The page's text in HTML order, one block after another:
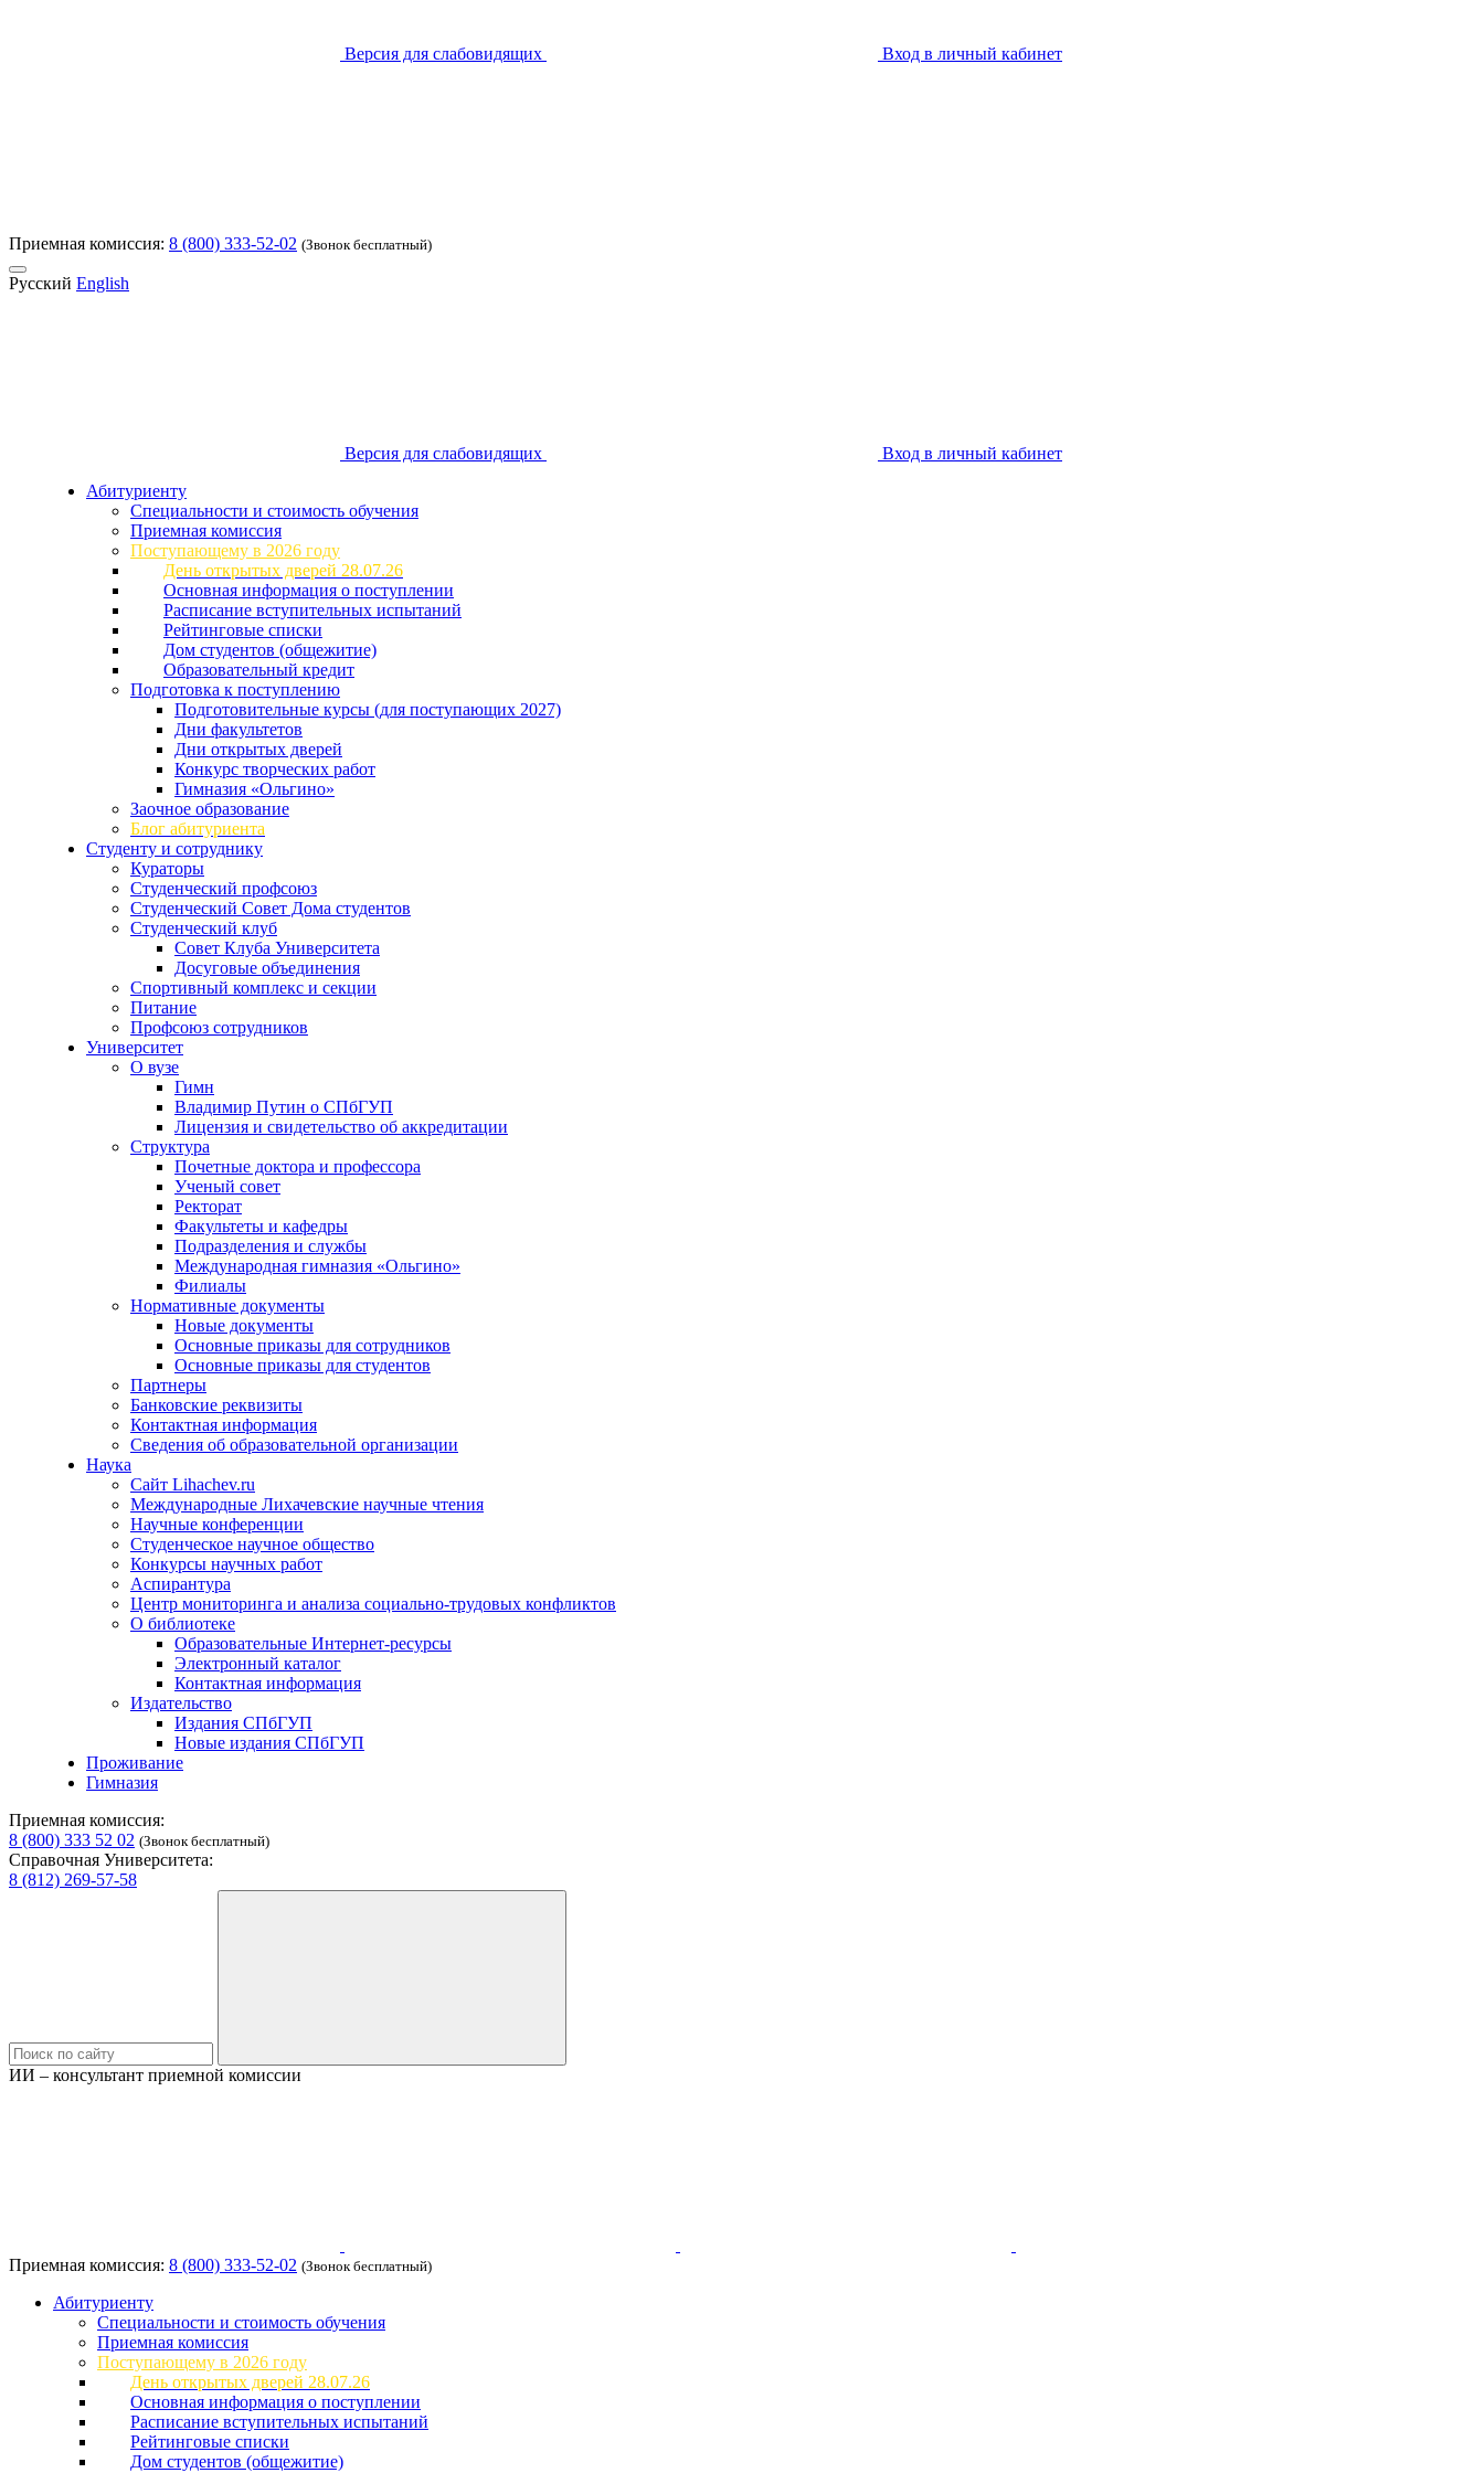
Версия для слабовидящих Вход в личный кабинет
Приемная комиссия: 8 (800) 333-52-02 (Звонок бесплатный)
Русский English
Версия для слабовидящих
Вход в личный кабинет
Абитуриенту
Специальности и стоимость обучения
Приемная комиссия
Поступающему в 2026 году
День открытых дверей 28.07.26
Основная информация о поступлении
Расписание вступительных испытаний
Рейтинговые списки
Дом студентов (общежитие)
Образовательный кредит
Подготовка к поступлению
Подготовительные курсы (для поступающих 2027)
Дни факультетов
Дни открытых дверей
Конкурс творческих работ
Гимназия «Ольгино»
Заочное образование
Блог абитуриента
Студенту и сотруднику
Кураторы
Студенческий профсоюз
Студенческий Совет Дома студентов
Студенческий клуб
Совет Клуба Университета
Досуговые объединения
Спортивный комплекс и секции
Питание
Профсоюз сотрудников
Университет
О вузе
Гимн
Владимир Путин о СПбГУП
Лицензия и свидетельство об аккредитации
Структура
Почетные доктора и профессора
Ученый совет
Ректорат
Факультеты и кафедры
Подразделения и службы
Международная гимназия «Ольгино»
Филиалы
Нормативные документы
Новые документы
Основные приказы для сотрудников
Основные приказы для студентов
Партнеры
Банковские реквизиты
Контактная информация
Сведения об образовательной организации
Наука
Сайт Lihachev.ru
Международные Лихачевские научные чтения
Научные конференции
Студенческое научное общество
Конкурсы научных работ
Аспирантура
Центр мониторинга и анализа социально-трудовых конфликтов
О библиотеке
Образовательные Интернет-ресурсы
Электронный каталог
Контактная информация
Издательство
Издания СПбГУП
Новые издания СПбГУП
Проживание
Гимназия
Приемная комиссия:
8 (800) 333 52 02 (Звонок бесплатный)
Справочная Университета:
8 (812) 269-57-58
ИИ – консультант приемной комиссии
Приемная комиссия: 8 (800) 333-52-02 (Звонок бесплатный)
Абитуриенту
Специальности и стоимость обучения
Приемная комиссия
Поступающему в 2026 году
День открытых дверей 28.07.26
Основная информация о поступлении
Расписание вступительных испытаний
Рейтинговые списки
Дом студентов (общежитие)